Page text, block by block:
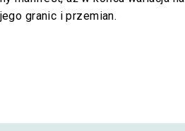
granic i przemian.